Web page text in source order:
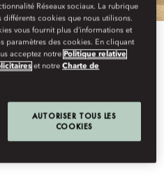
DU
Réseaux sociaux. La rubrique
différents cookies que nous utilisons.
vous fournit plus d’informations et
paramètres des cookies. En cliquant
acceptez notrePolitique relative
et notreCharte de
AUTORISER TOUS LES
COOKIES